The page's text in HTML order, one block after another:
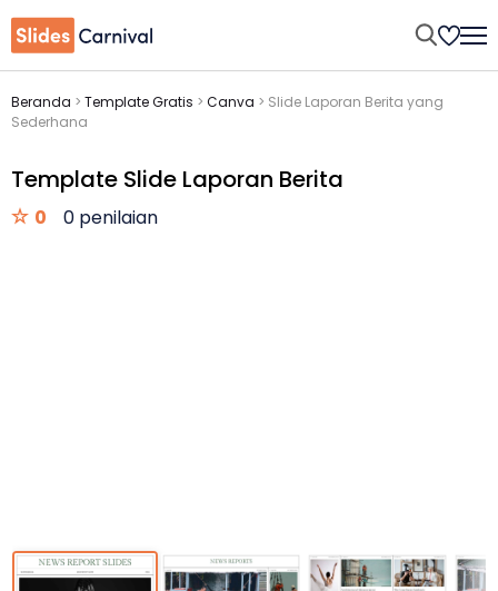
Beranda > Template Gratis > Canva > Slide Laporan Berita yang
Sederhana
Template Slide Laporan Berita
0 0 penilaian